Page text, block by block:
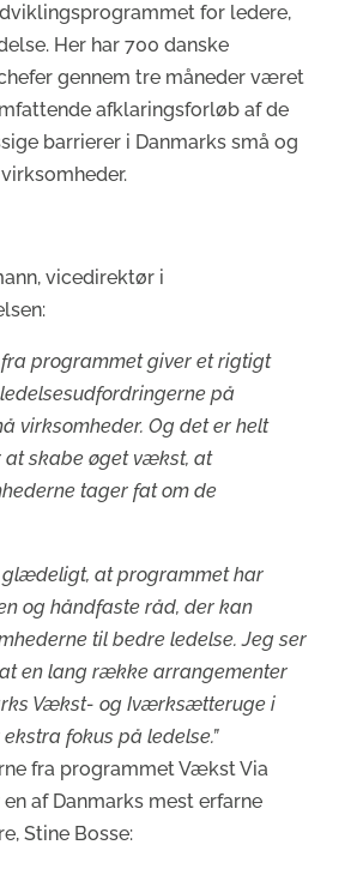
for ledere,
Her har 700 danske
gennem tre måneder været
afklaringsforløb af de
barrierer i Danmarks små og
vicedirektør i
fra programmet giver et rigtigt
på
virksomheder. Og det er helt
at skabe øget vækst, at
tager fat om de
glædeligt, at programmet har
og håndfaste råd, der kan
til bedre ledelse. Jeg ser
en lang række arrangementer
Vækst- og Iværksætteruge i
fokus på ledelse.”
fra programmet Vækst Via
af Danmarks mest erfarne
Stine Bosse: